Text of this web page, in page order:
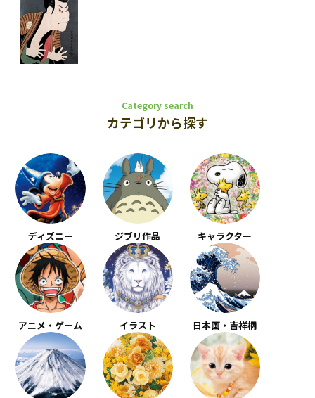
Category search
カテゴリから探す
ディズニー ジブリ作品 キャラクター
アニメ・ゲーム イラスト 日本画・吉祥柄